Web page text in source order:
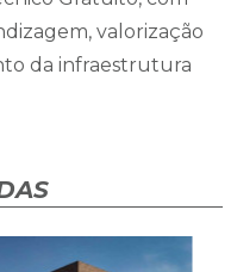
valorização
da infraestrutura